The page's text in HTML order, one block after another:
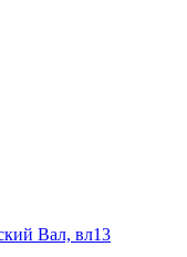
Вал, вл13